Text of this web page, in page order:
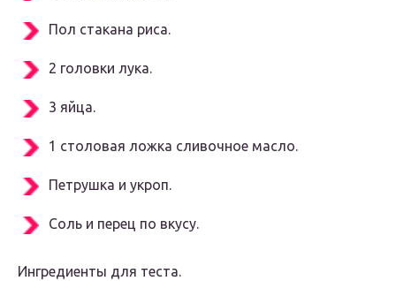
Пол стакана риса.
2 головки лука.
3 яйца.
1 столовая ложка сливочное масло.
Петрушка и укроп.
Соль и перец по вкусу.
Ингредиенты для теста.